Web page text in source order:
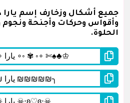
جميع أشكال وزخارف إسم يارا ،
وأقواس وحركات وأجنحة ونجوم
الحلوة.